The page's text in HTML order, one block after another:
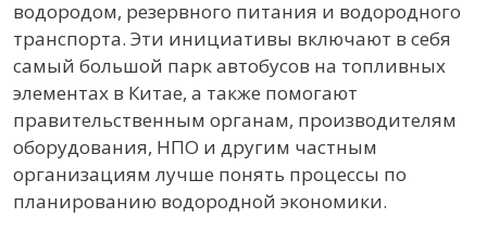
водородом, резервного питания и водородного
транспорта. Эти инициативы включают в себя
самый большой парк автобусов на топливных
элементах в Китае, а также помогают
правительственным органам, производителям
оборудования, НПО и другим частным
организациям лучше понять процессы по
планированию водородной экономики.